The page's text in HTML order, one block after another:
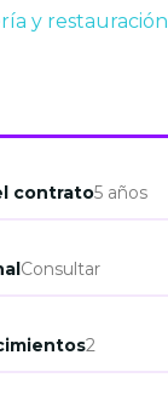
y restauración
contrato5 años
Consultar
2